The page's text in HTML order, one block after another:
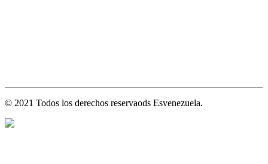
© 2021 Todos los derechos reservaods Esvenezuela.